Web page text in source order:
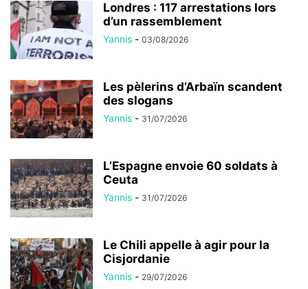
Londres : 117 arrestations lors
d’un rassemblement
Yannis - 03/08/2026
Les pèlerins d’Arbaïn scandent
des slogans
Yannis - 31/07/2026
L’Espagne envoie 60 soldats à
Ceuta
Yannis - 31/07/2026
Le Chili appelle à agir pour la
Cisjordanie
Yannis - 29/07/2026